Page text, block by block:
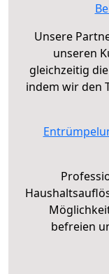
Unsere
unseren
gleichzeitig
indem wir den
befreien